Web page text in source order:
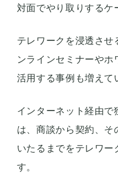
対面でやり取りするケ
テレワークを浸透させ
ンラインセミナーや
活用する事例も増えて
インターネット経由で
は、商談から契約、そ
いたるまでをテレワー
す。